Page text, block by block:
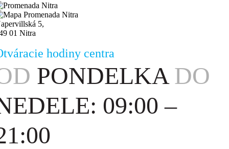
5,
01 Nitra
hodiny centra
PONDELKA DO
09:00 –